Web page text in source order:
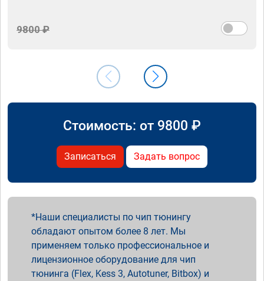
9800 ₽
Стоимость: от 9800 ₽
Записаться Задать вопрос
Наши специалисты по чип тюнингу
обладают опытом более 8 лет. Мы
применяем только профессиональное и
лицензионное оборудование для чип
тюнинга (Flex, Kess 3, Autotuner, Bitbox) и